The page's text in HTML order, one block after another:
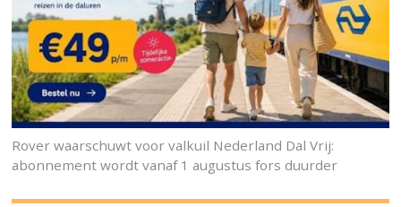
Rover waarschuwt voor valkuil Nederland Dal Vrij:
abonnement wordt vanaf 1 augustus fors duurder